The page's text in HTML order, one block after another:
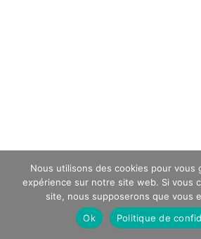
Nous utilisons des cookies pour vous
expérience sur notre site web. Si vous
site, nous supposerons que vous
Ok
Politique de